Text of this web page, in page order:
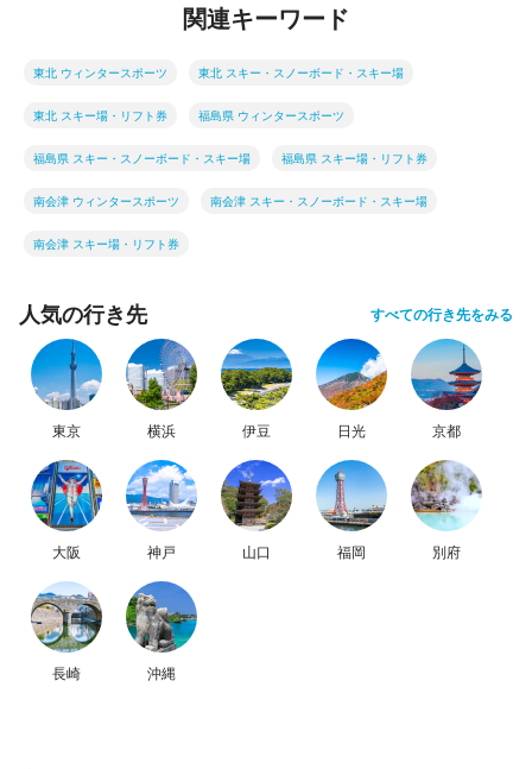
関連キーワード
東北 ウィンタースポーツ 東北 スキー・スノーボード・スキー場
東北 スキー場・リフト券 福島県 ウィンタースポーツ
福島県 スキー・スノーボード・スキー場 福島県 スキー場・リフト券
南会津 ウィンタースポーツ 南会津 スキー・スノーボード・スキー場
南会津 スキー場・リフト券
人気の行き先 すべての行き先をみる
東京 横浜 伊豆 日光 京都
大阪 神戸 山口 福岡 別府
長崎 沖縄